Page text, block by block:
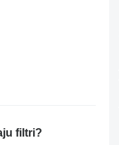
filtri?